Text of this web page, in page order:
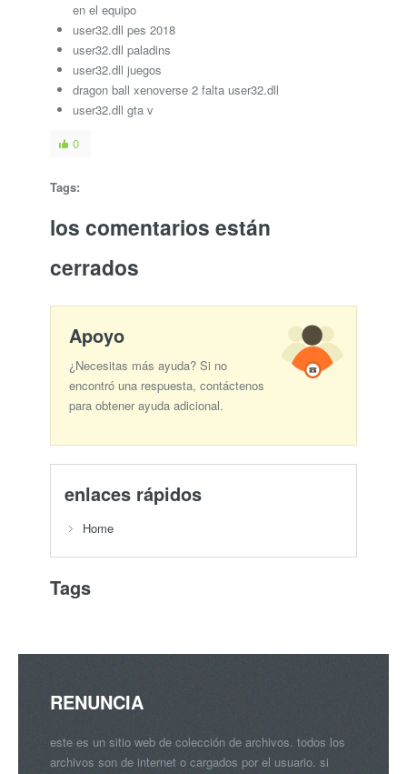
en el equipo
user32.dll pes 2018
user32.dll paladins
user32.dll juegos
dragon ball xenoverse 2 falta user32.dll
user32.dll gta v
0
Tags:
los comentarios están
cerrados
Apoyo
¿Necesitas más ayuda? Si no
encontró una respuesta, contáctenos
para obtener ayuda adicional.
enlaces rápidos
Home
Tags
RENUNCIA
este es un sitio web de colección de archivos. todos los
archivos son de internet o cargados por el usuario. si